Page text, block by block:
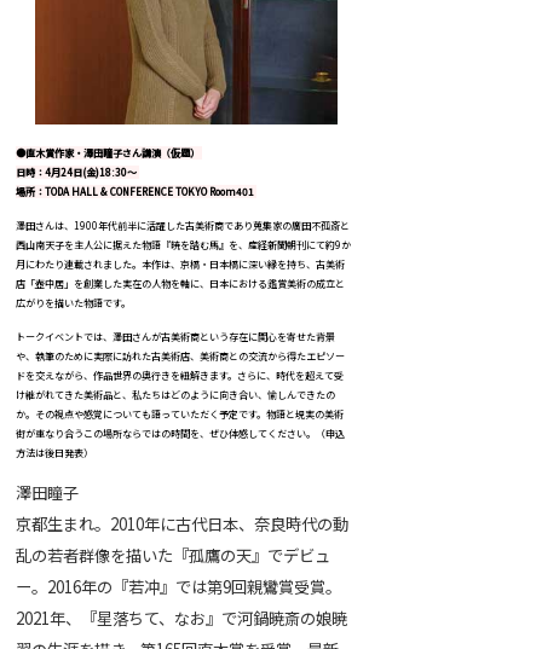
●直木賞作家・澤⽥瞳⼦さん講演（仮題）
日時：4月24日(金)18:30～
場所：TODA HALL & CONFERENCE TOKYO Room401
澤田さんは、1900年代前半に活躍した古美術商であり蒐集家の廣田不孤斎と
西山南天子を主人公に据えた物語『暁を踏む馬』を、産経新聞朝刊にて約9か
月にわたり連載されました。本作は、京橋・日本橋に深い縁を持ち、古美術
店「壺中居」を創業した実在の人物を軸に、日本における鑑賞美術の成立と
広がりを描いた物語です。
トークイベントでは、澤田さんが古美術商という存在に関心を寄せた背景
や、執筆のために実際に訪れた古美術店、美術商との交流から得たエピソー
ドを交えながら、作品世界の奥行きを紐解きます。さらに、時代を超えて受
け継がれてきた美術品と、私たちはどのように向き合い、愉しんできたの
か。その視点や感覚についても語っていただく予定です。物語と現実の美術
街が重なり合うこの場所ならではの時間を、ぜひ体感してください。（申込
方法は後日発表）
澤田瞳子
京都生まれ。2010年に古代日本、奈良時代の動
乱の若者群像を描いた『孤鷹の天』でデビュ
ー。2016年の『若冲』では第9回親鸞賞受賞。
2021年、『星落ちて、なお』で河鍋暁斎の娘暁